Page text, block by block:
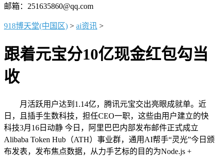
邮箱：251635860@qq.com
918博天堂(中国区) > ai资讯 >
跟着元宝分10亿现金红包勾当
收
月活跃用户达到1.14亿，腾讯元宝交出亮眼成就单。近
日，且插手生数科技，担任CEO一职，这些由用户建立的快
科技3月16日动静 今日，阿里巴巴内部发布邮件正式成立
Alibaba Token Hub（ATH）事业群，通用AI帮手“灵光”今日颁
布发表，发布焦点数据，从力手艺标的目的为Node.js +